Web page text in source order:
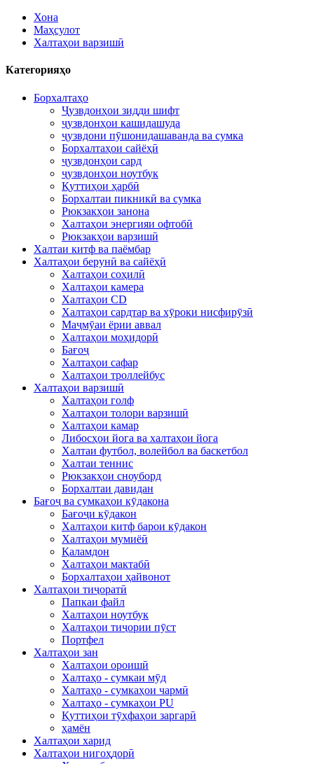
Хона
Маҳсулот
Халтаҳои варзишӣ
Категорияҳо
Борхалтаҳо
Ҷузвдонҳои зидди шифт
ҷузвдонҳои кашидашуда
ҷузвдони пӯшонидашаванда ва сумка
Борхалтаҳои сайёҳӣ
ҷузвдонҳои сард
ҷузвдонҳои ноутбук
Қуттиҳои ҳарбӣ
Борхалтаи пикникӣ ва сумка
Рюкзакҳои занона
Халтаҳои энергияи офтобӣ
Рюкзакҳои варзишӣ
Халтаи китф ва паёмбар
Халтаҳои берунӣ ва сайёҳӣ
Халтаҳои соҳилӣ
Халтаҳои камера
Халтаҳои CD
Халтаҳои сардтар ва хӯроки нисфирӯзӣ
Маҷмӯаи ёрии аввал
Халтаҳои моҳидорӣ
Бағоҷ
Халтаҳои сафар
Халтаҳои троллейбус
Халтаҳои варзишӣ
Халтаҳои голф
Халтаҳои толори варзишӣ
Халтаҳои камар
Либосҳои йога ва халтаҳои йога
Халтаи футбол, волейбол ва баскетбол
Халтаи теннис
Рюкзакҳои сноуборд
Борхалтаи давидан
Бағоҷ ва сумкаҳои кӯдакона
Бағоҷи кӯдакон
Халтаҳои китф барои кӯдакон
Халтаҳои мумиёӣ
Қаламдон
Халтаҳои мактабӣ
Борхалтаҳои ҳайвонот
Халтаҳои тиҷоратӣ
Папкаи файл
Халтаҳои ноутбук
Халтаҳои тиҷории пӯст
Портфел
Халтаҳои зан
Халтаҳои ороишӣ
Халтаҳо - сумкаи мӯд
Халтаҳо - сумкаҳои чармӣ
Халтаҳо - сумкаҳои PU
Қуттиҳои тӯҳфаҳои заргарӣ
ҳамён
Халтаҳои харид
Халтаҳои нигоҳдорӣ